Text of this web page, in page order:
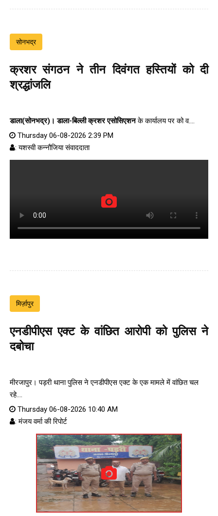
सोनभद्र
क्रशर संगठन ने तीन दिवंगत हस्तियों को दी
श्रद्धांजलि
डाला(सोनभद्र)। डाला-बिल्ली क्रशर एसोसिएशनके कार्यालय पर को व....
Thursday 06-08-2026 2:39 PM
: यशस्वी कन्नौजिया संवाददाता
मिर्ज़ापुर
एनडीपीएस एक्ट के वांछित आरोपी को पुलिस ने
दबोचा
मीरजापुर। पड़री थाना पुलिस ने एनडीपीएस एक्ट के एक मामले में वांछित चल
रहे....
Thursday 06-08-2026 10:40 AM
: मंजय वर्मा की रिपोर्ट